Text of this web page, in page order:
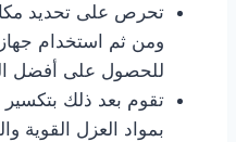
تحرص على تحديد
ومن ثم استخدام
للحصول على أفضل
تقوم بعد ذلك
بمواد العزل القوية